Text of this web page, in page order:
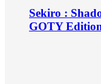
Sekiro :
GOTY